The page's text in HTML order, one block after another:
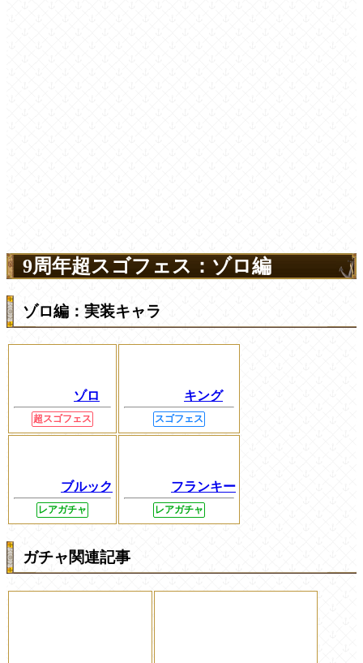
9周年超スゴフェス：ゾロ編
ゾロ編：実装キャラ
ゾロ
超スゴフェス
キング
スゴフェス
ブルック
レアガチャ
フランキー
レアガチャ
ガチャ関連記事